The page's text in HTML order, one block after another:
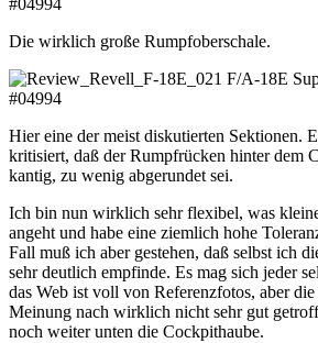
Die wirklich große Rumpfoberschale.
Hier eine der meist diskutierten Sektionen.
kritisiert, daß der Rumpfrücken hinter dem
kantig, zu wenig abgerundet sei.
Ich bin nun wirklich sehr flexibel, was
angeht und habe eine ziemlich hohe
Fall muß ich aber gestehen, daß selbst ich
sehr deutlich empfinde. Es mag sich jeder
das Web ist voll von Referenzfotos, aber
Meinung nach wirklich nicht sehr gut
noch weiter unten die Cockpithaube.